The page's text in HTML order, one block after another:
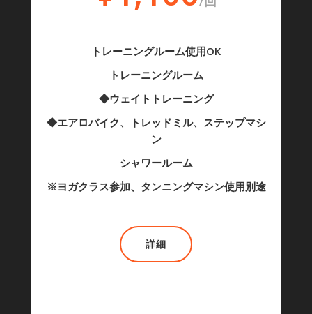
トレーニングルーム使用OK
トレーニングルーム
◆ウェイトトレーニング
◆エアロバイク、トレッドミル、ステップマシ
ン
シャワールーム
※ヨガクラス参加、タンニングマシン使用別途
詳細